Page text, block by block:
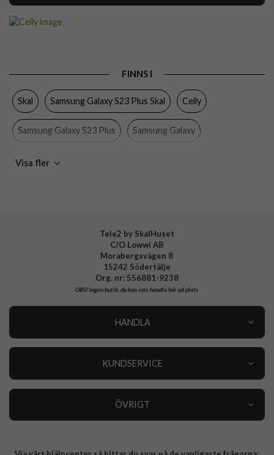
Trådlös laddning-kompatibel
Färg Genomskinlig
Mjukplast (TPU)
Tillverkarens art nr
FINNS I
Skal Samsung Galaxy S23 Plus Skal Celly
Samsung Galaxy S23 Plus Samsung Galaxy
Mobiltillbehör
Visa fler
Tele2 by SkalHuset
C/O Lowwi AB
Morabergsvägen 8
15242 Södertälje
Org. nr: 556881-9238
OBS!Ingen butik, du kan inte handla här på plats
HANDLA
KUNDSERVICE
ÖVRIGT